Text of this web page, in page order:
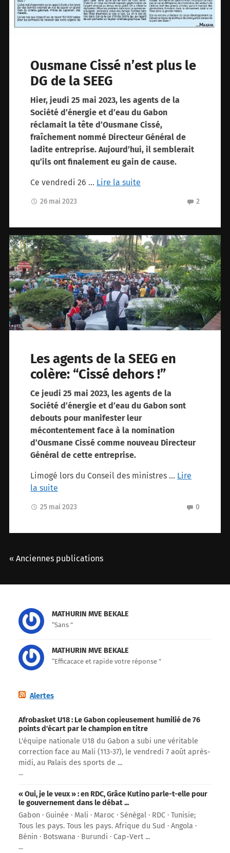
Ousmane Cissé n’est plus le
DG de la SEEG
Hier, jeudi 25 mai 2023, les agents de la
Société d’énergie et d’eau du Gabon
réclamait la tête d’Ousmane Cissé,
fraîchement nommé Directeur Général de
ladite entreprise. Aujourd’hui, il semblerait
qu’ils ont finalement eu gain de cause.
Ce vendredi 26 … Lire la suite
26 mai 2023 2
Les agents de la SEEG en
colère: “Cissé dehors !”
Ce jeudi 25 mai 2023, les agents de la
Société d’énergie et d’eau du Gabon sont
debouts pour manifester leur
mécontentement face à la nomination
d’Ousmane Cissé comme nouveau Directeur
Général de cette entreprise.
Limogé lors du Conseil des ministres … Lire
la suite
25 mai 2023 0
« Anciennes publications
MATHURIN MVE BEKALE
“Sans ”
MATHURIN MVE BEKALE
“Efficacace et rapide votre réponse ”
Alertes
Afrobasket U18 : Le Gabon copieusement humilié de 76
points d'écart par le champion en titre
L'équipe nationale U18 du Gabon a subi une véritable
correction face au Mali (113-37), le vendredi 7 août après-
midi, au Palais des sports de ...
« Oui, je le veux » : en RDC, Grâce Kutino parle-t-elle pour
le gouvernement dans le débat ...
Gabon · Guinée · Mali · Maroc · Sénégal · RDC · Tunisie;
Tous les pays. Tous les pays. Afrique du Sud · Angola ·
Bénin · Botswana · Burundi · Cap-Vert ...